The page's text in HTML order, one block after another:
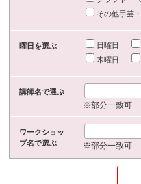
その他手芸
曜日を選ぶ 日曜日
木曜日
講師名で選ぶ
※部分一致可
ワークショッ
プ名で選ぶ
※部分一致可